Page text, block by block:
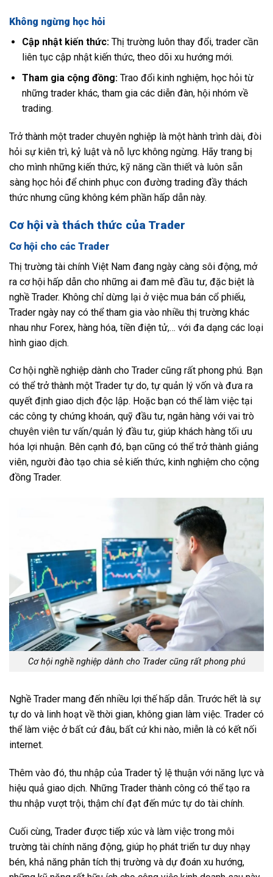
Không ngừng học hỏi
Cập nhật kiến thức:Thị trường luôn thay đổi, trader cần
liên tục cập nhật kiến thức, theo dõi xu hướng mới.
Tham gia cộng đồng:Trao đổi kinh nghiệm, học hỏi từ
những trader khác, tham gia các diễn đàn, hội nhóm về
trading.
Trở thành một trader chuyên nghiệp là một hành trình dài, đòi
hỏi sự kiên trì, kỷ luật và nỗ lực không ngừng. Hãy trang bị
cho mình những kiến thức, kỹ năng cần thiết và luôn sẵn
sàng học hỏi để chinh phục con đường trading đầy thách
thức nhưng cũng không kém phần hấp dẫn này.
Cơ hội và thách thức của Trader
Cơ hội cho các Trader
Thị trường tài chính Việt Nam đang ngày càng sôi động, mở
ra cơ hội hấp dẫn cho những ai đam mê đầu tư, đặc biệt là
nghề Trader. Không chỉ dừng lại ở việc mua bán cổ phiếu,
Trader ngày nay có thể tham gia vào nhiều thị trường khác
nhau như Forex, hàng hóa, tiền điện tử,… với đa dạng các loại
hình giao dịch.
Cơ hội nghề nghiệp dành cho Trader cũng rất phong phú. Bạn
có thể trở thành một Trader tự do, tự quản lý vốn và đưa ra
quyết định giao dịch độc lập. Hoặc bạn có thể làm việc tại
các công ty chứng khoán, quỹ đầu tư, ngân hàng với vai trò
chuyên viên tư vấn/quản lý đầu tư, giúp khách hàng tối ưu
hóa lợi nhuận. Bên cạnh đó, bạn cũng có thể trở thành giảng
viên, người đào tạo chia sẻ kiến thức, kinh nghiệm cho cộng
đồng Trader.
Cơ hội nghề nghiệp dành cho Trader cũng rất phong phú
Nghề Trader mang đến nhiều lợi thế hấp dẫn. Trước hết là sự
tự do và linh hoạt về thời gian, không gian làm việc. Trader có
thể làm việc ở bất cứ đâu, bất cứ khi nào, miễn là có kết nối
internet.
Thêm vào đó, thu nhập của Trader tỷ lệ thuận với năng lực và
hiệu quả giao dịch. Những Trader thành công có thể tạo ra
thu nhập vượt trội, thậm chí đạt đến mức tự do tài chính.
Cuối cùng, Trader được tiếp xúc và làm việc trong môi
trường tài chính năng động, giúp họ phát triển tư duy nhạy
bén, khả năng phân tích thị trường và dự đoán xu hướng,